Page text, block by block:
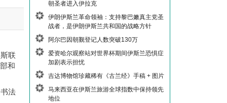
联
和
法
朝圣者进入伊拉克
伊朗伊斯兰革命领袖：支持黎巴嫩真主党圣
战者，是伊朗伊斯兰共和国的战略方针
阿尔巴因朝觐登记人数突破130万
爱资哈尔观察站对世界杯期间伊斯兰恐惧症
加剧表示担忧
吉达博物馆珍藏稀有《古兰经》手稿 + 图片
马来西亚在伊斯兰旅游全球指数中保持领先
地位